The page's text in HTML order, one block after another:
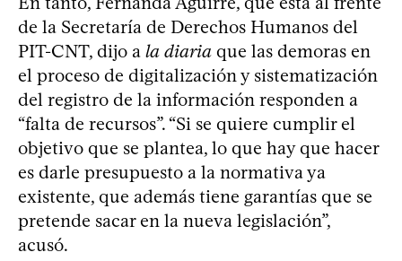
de la Secretaría de Derechos Humanos del
PIT-CNT, dijo a la diaria que las demoras en
el proceso de digitalización y sistematización
del registro de la información responden a
“falta de recursos”. “Si se quiere cumplir el
objetivo que se plantea, lo que hay que hacer
es darle presupuesto a la normativa ya
existente, que además tiene garantías que se
pretende sacar en la nueva legislación”,
acusó.